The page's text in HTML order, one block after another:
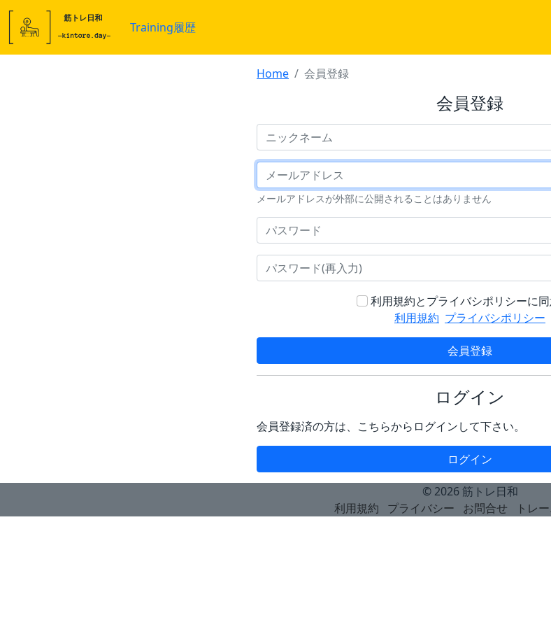
Training履歴
Home 会員登録
会員登録
メールアドレスが外部に公開されることはありません
利用規約とプライバシポリシーに
利用規約 プライバシポリシー
会員登録
ログイン
会員登録済の方は、こちらからログインして下さい。
ログイン
© 2026 筋トレ日和
利用規約
プライバシー お問合せ トレ